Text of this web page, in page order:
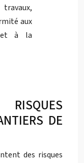
aux
et à la
DE
des risques